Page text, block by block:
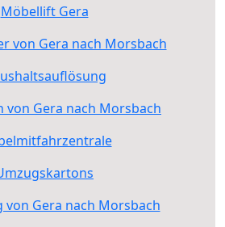
Möbellift Gera
von Gera nach Morsbach
von Gera nach Morsbach
von Gera nach Morsbach